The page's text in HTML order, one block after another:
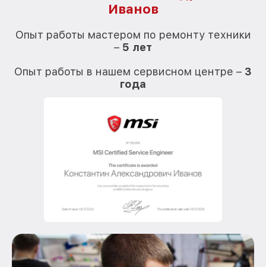
Иванов
Опыт работы мастером по ремонту техники
– 5 лет
Опыт работы в нашем сервисном центре – 3
года